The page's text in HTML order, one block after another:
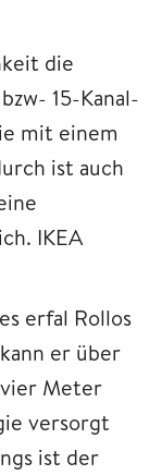
die
15-Kanal-
mit einem
ist auch
IKEA
erfal Rollos
er über
Meter
versorgt
ist der